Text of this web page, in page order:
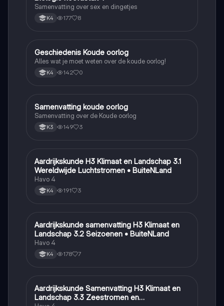
Samenvatting over sex en dingetjes
K4 177 8
Geschiedenis
Geschiedenis Koude oorlog
Alles wat je moet weten over de koude oorlog!
K4 142 0
Geschiedenis
Samenvatting koude oorlog
Samenvatting over de Koude oorlog
K3 149 3
Aardrijkskunde
Aardrijkskunde H3 Klimaat en Landschap 3.1
Wereldwijde Luchtstromen • BuiteNLand
Havo 4
K4 191 3
Aardrijkskunde
Aardrijkskunde samenvatting H3 Klimaat en
Landschap 3.2 Seizoenen • BuiteNLand
Havo 4
K4 178 7
Aardrijkskunde
Aardrijkskunde Samenvatting H3 Klimaat en
Landschap 3.3 Zeestromen en